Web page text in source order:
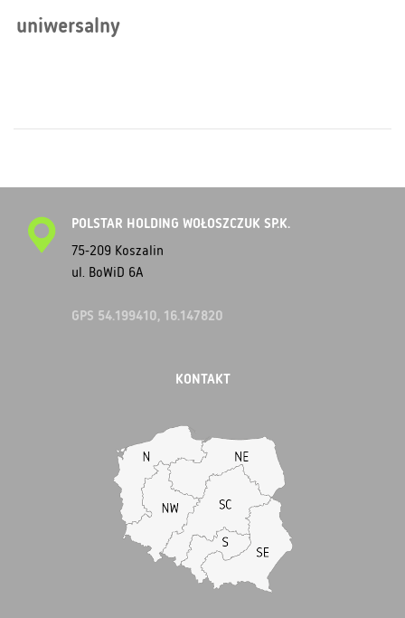
uniwersalny
POLSTAR HOLDING WOŁOSZCZUK SP.K.
75-209 Koszalin
ul. BoWiD 6A
GPS 54.199410, 16.147820
KONTAKT